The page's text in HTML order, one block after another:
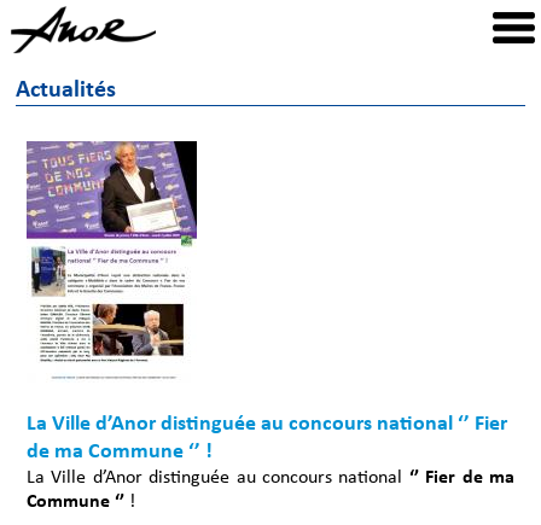
Actualités
La Ville d’Anor distinguée au concours national ‘’ Fier
de ma Commune ‘’ !
La Ville d’Anor distinguée au concours national ‘’ Fier de ma
Commune ‘’!